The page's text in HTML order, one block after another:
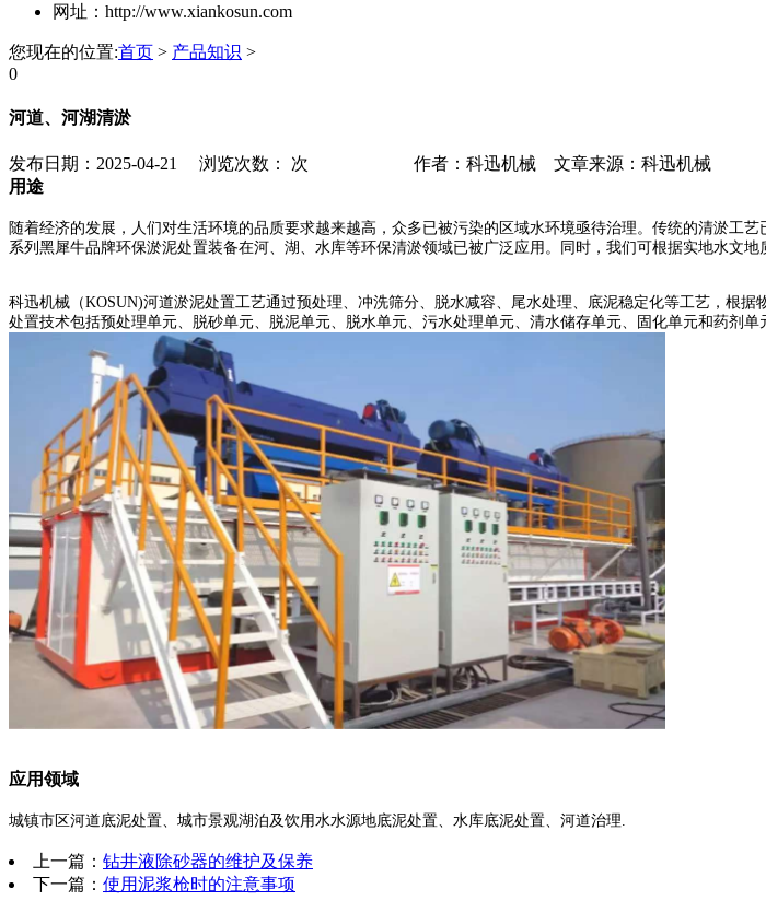
网址：http://www.xiankosun.com
您现在的位置:首页 > 产品知识 >
0
河道、河湖清淤
发布日期：2025-04-21 浏览次数： 次 作者：科迅机械
文章来源：科迅机械
用途
随着经济的发展，人们对生活环境的品质要求越来越高，众多已被污染的区域水环境亟待治理。传统的清淤工
系列黑犀牛品牌环保淤泥处置装备在河、湖、水库等环保清淤领域已被广泛应用。同时，我们可根据实地水文地
科迅机械（KOSUN)河道淤泥处置工艺通过预处理、冲洗筛分、脱水减容、尾水处理、底泥稳定化等工艺，根
处置技术包括预处理单元、脱砂单元、脱泥单元、脱水单元、污水处理单元、清水储存单元、固化单元和药剂单
应用领域
城镇市区河道底泥处置、城市景观湖泊及饮用水水源地底泥处置、水库底泥处置、河道治理.
上一篇： 钻井液除砂器的维护及保养
下一篇： 使用泥浆枪时的注意事项